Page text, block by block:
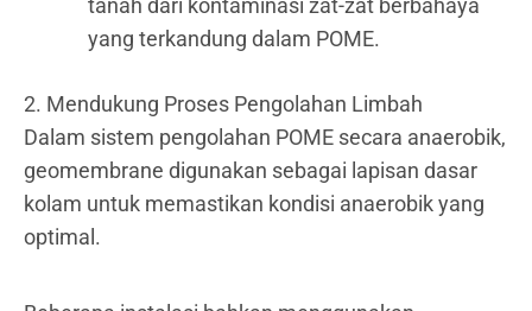
tanah dari kontaminasi zat-zat berbahaya
yang terkandung dalam POME.
2. Mendukung Proses Pengolahan Limbah
Dalam sistem pengolahan POME secara anaerobik,
geomembrane digunakan sebagai lapisan dasar
kolam untuk memastikan kondisi anaerobik yang
optimal.